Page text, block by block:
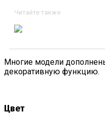
Читайте также
Многие модели
декоративную функцию.
Цвет